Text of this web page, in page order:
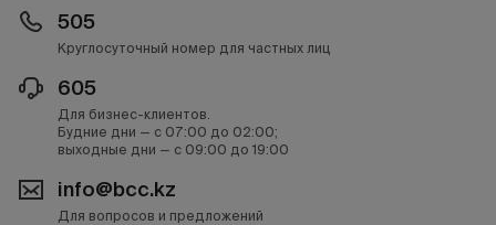
505
Круглосуточный номер для частных лиц
605
Для бизнес-клиентов.
Будние дни — с 07:00 до 02:00;
выходные дни — с 09:00 до 19:00
info@bcc.kz
Для вопросов и предложений